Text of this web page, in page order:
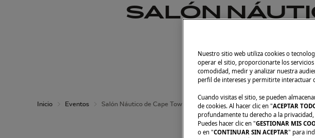
SALÓN
Inicio Eventos Salón Náutico de Cape Town
Nuestro sitio web utiliza cookies o
operar el sitio, proporcionarte los
comodidad, medir y analizar nuestra
perfil de intereses y permitirte interactuar
Cuando visitas el sitio, se pueden
de cookies. Al hacer clic en "ACEPTAR
profundamente tu derecho a la
Puedes hacer clic en "GESTIONAR MIS
o en "CONTINUAR SIN ACEPTAR" para